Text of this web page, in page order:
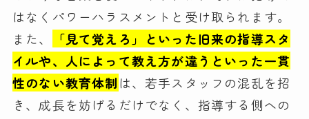
はなくパワーハラスメントと受け取られます。
また、
「見て覚えろ」といった旧来の指導スタ
イルや、人によって教え方が違うといった一貫
性のない教育体制は、若手スタッフの混乱を招
き、成長を妨げるだけでなく、指導する側への